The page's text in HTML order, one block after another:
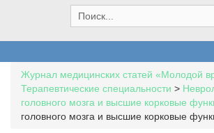
e
a
h
f
o
r
Журнал медицинских статей «Молодой
Терапевтические специальности >
головного мозга и высшие корковые
головного мозга и высшие корковые